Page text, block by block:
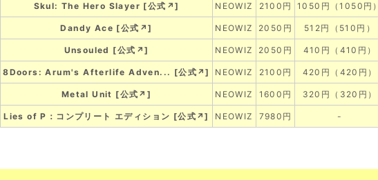
Skul: The Hero Slayer [公式↗ ] NEOWIZ 2100円 1050円（1050円）
Dandy Ace [公式↗] NEOWIZ 2050円 512円（510円）
Unsouled [公式↗ ] NEOWIZ 2050円 410円（410円）
8Doors: Arum's Afterlife Adven... [公式↗] NEOWIZ 2100円 420円（420円）
Metal Unit [公式↗ ] NEOWIZ 1600円 320円（320円）
Lies of P：コンプリート エディション [公式↗] NEOWIZ 7980円 -